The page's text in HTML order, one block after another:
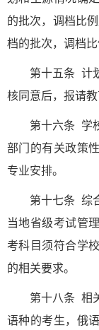
的批次，调档比
档的批次，调档
第十五条 计
核同意后，报请
第十六条 学
部门的有关政策
专业安排。
第十七条 综
当地省级考试管
考科目须符合学
的相关要求。
第十八条 相
语种的考生，俄